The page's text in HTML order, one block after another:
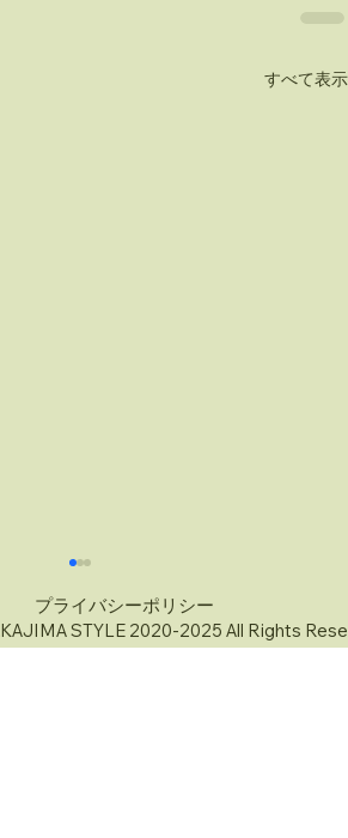
すべて表示
プライバシーポリシー
STYLE 2020-2025 All Rights